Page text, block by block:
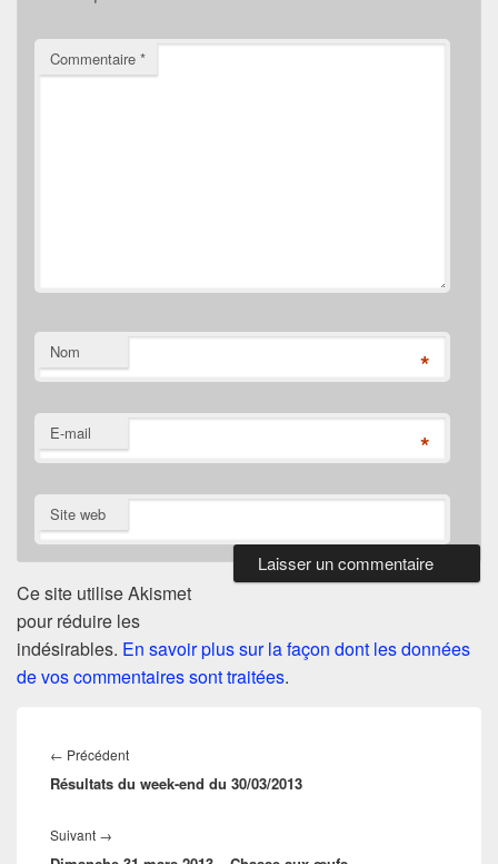
Commentaire *
Nom *
E-mail *
Site web
Ce site utilise Akismet
pour réduire les
indésirables. En savoir plus sur la façon dont les données
de vos commentaires sont traitées.
de
l’article
← PrécédentArticle
précédent :
Résultats du week-end du 30/03/2013
Suivant →